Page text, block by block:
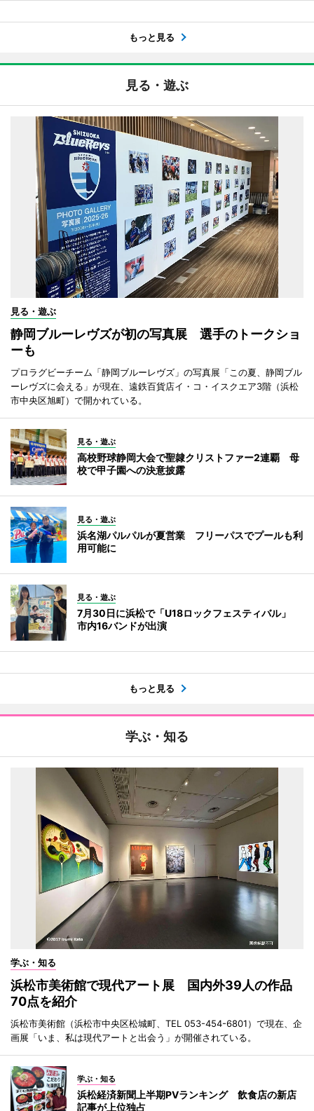
もっと見る
見る・遊ぶ
見る・遊ぶ
静岡ブルーレヴズが初の写真展 選手のトークショ
ーも
プロラグビーチーム「静岡ブルーレヴズ」の写真展「この夏、静岡ブル
ーレヴズに会える」が現在、遠鉄百貨店イ・コ・イスクエア3階（浜松
市中央区旭町）で開かれている。
見る・遊ぶ
高校野球静岡大会で聖隷クリストファー2連覇 母
校で甲子園への決意披露
見る・遊ぶ
浜名湖パルパルが夏営業 フリーパスでプールも利
用可能に
見る・遊ぶ
7月30日に浜松で「U18ロックフェスティバル」
市内16バンドが出演
もっと見る
学ぶ・知る
学ぶ・知る
浜松市美術館で現代アート展 国内外39人の作品
70点を紹介
浜松市美術館（浜松市中央区松城町、TEL 053-454-6801）で現在、企
画展「いま、私は現代アートと出会う」が開催されている。
学ぶ・知る
浜松経済新聞上半期PVランキング 飲食店の新店
記事が上位独占